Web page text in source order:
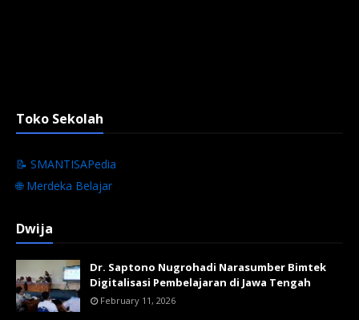
Toko Sekolah
📝 SMANTISAPedia
🌐 Merdeka Belajar
Dwija
Dr. Saptono Nugrohadi Narasumber Bimtek
Digitalisasi Pembelajaran di Jawa Tengah
February 11, 2026